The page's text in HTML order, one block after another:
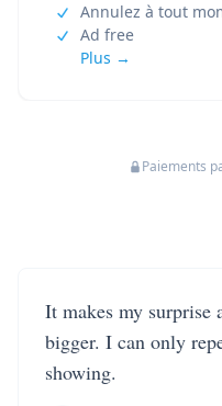
Annulez à tout
Ad free
Plus →
Paiements
It makes my surprise
bigger. I can only
showing.